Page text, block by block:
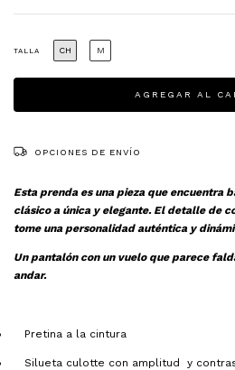
TALLA CH M
OPCIONES DE ENVÍO
Esta prenda es una pieza que encuentra
clásico a única y elegante. El detalle de
tome una personalidad auténtica y
Un pantalón con un vuelo que parece
andar.
Pretina a la cintura
Silueta culotte con amplitud
y